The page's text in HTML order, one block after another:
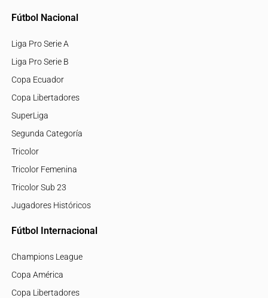
Fútbol Nacional
Liga Pro Serie A
Liga Pro Serie B
Copa Ecuador
Copa Libertadores
SuperLiga
Segunda Categoría
Tricolor
Tricolor Femenina
Tricolor Sub 23
Jugadores Históricos
Fútbol Internacional
Champions League
Copa América
Copa Libertadores